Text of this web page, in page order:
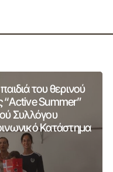
του θερινού
Summer”
Συλλόγου
Κατάστημα